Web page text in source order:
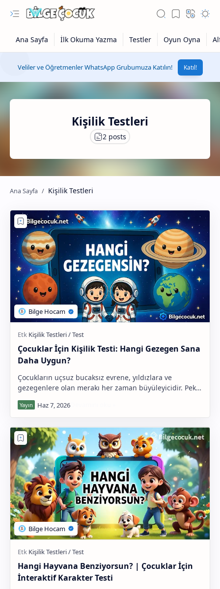
1. Sınıf Grubu
2. Sınıf Grubu
3. Sınıf Grubu
4. Sınıf Grubu
Veliler ve Öğretmenler WhatsApp Grubumuza Katılın! Katıl!
Kişilik Testleri
Kişilik Testleri
Çocuklar İçin Kişilik Testi: Hangi Gezegen Sana
Daha Uygun?
Çocukların uçsuz bucaksız evrene, yıldızlara ve
gezegenlere olan merakı her zaman büyüleyicidir. Peki,
gökyüzüne bakarken hiç "Acaba karakterim …
Hangi Hayvana Benziyorsun? | Çocuklar İçin
İnteraktif Karakter Testi